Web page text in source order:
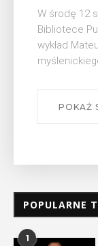
W środę 12
Bibliotece
wykład
POKAŻ
POPULARNE
1